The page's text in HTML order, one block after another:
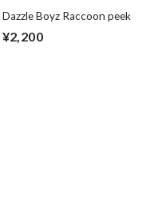
Dazzle Boyz Raccoon peek
¥2,200